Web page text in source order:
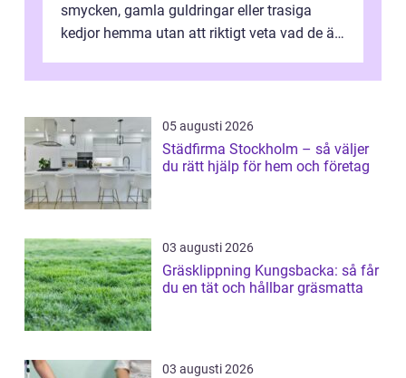
smycken, gamla guldringar eller trasiga
kedjor hemma utan att riktigt veta vad de är
05 augusti 2026
Städfirma Stockholm – så väljer
du rätt hjälp för hem och företag
03 augusti 2026
Gräsklippning Kungsbacka: så får
du en tät och hållbar gräsmatta
03 augusti 2026